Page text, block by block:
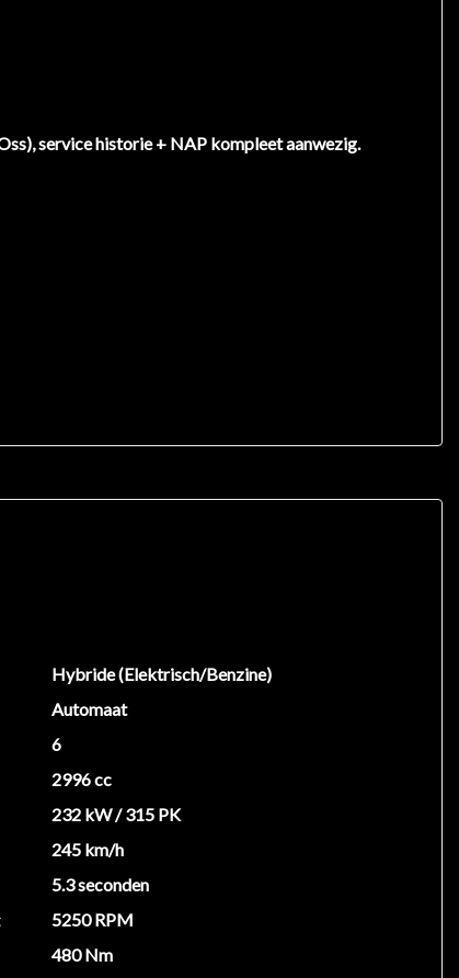
service historie + NAP kompleet aanwezig.
Hybride (Elektrisch/Benzine)
Automaat
6
2996 cc
232 kW / 315 PK
245 km/h
5.3 seconden
5250 RPM
480 Nm